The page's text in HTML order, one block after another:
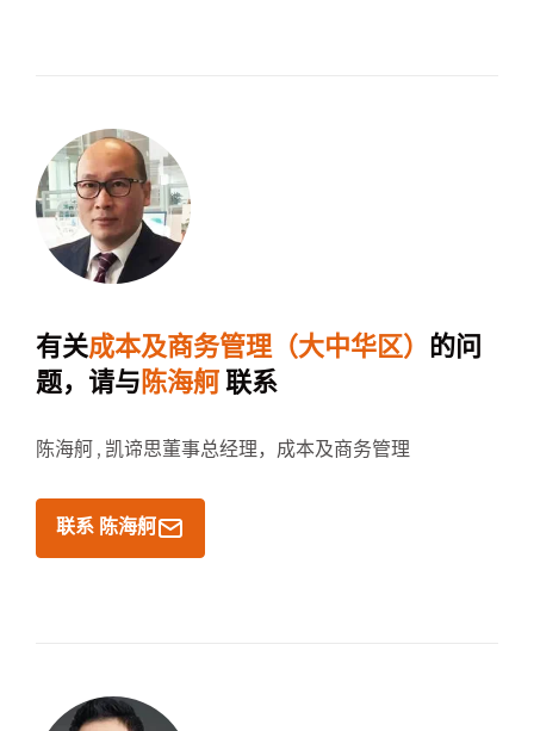
有关成本及商务管理（大中华区）
的问
题，请与 陈海舸 联系
陈海舸 , 凯谛思董事总经理，成本及商务管理
联系 陈海舸